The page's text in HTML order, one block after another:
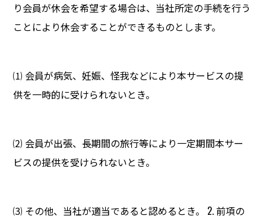
り会員が休会を希望する場合は、当社所定の手続を行う
ことにより休会することができるものとします。
⑴ 会員が病気、妊娠、怪我などにより本サービスの提
供を一時的に受けられないとき。
⑵ 会員が出張、長期間の旅行等により一定期間本サー
ビスの提供を受けられないとき。
⑶ その他、当社が適当であると認めるとき。 2. 前項の